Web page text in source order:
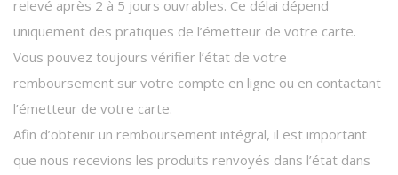
relevé après 2 à 5 jours ouvrables. Ce délai dépend
uniquement des pratiques de l’émetteur de votre carte.
Vous pouvez toujours vérifier l’état de votre
remboursement sur votre compte en ligne ou en contactant
l’émetteur de votre carte.
Afin d’obtenir un remboursement intégral, il est important
que nous recevions les produits renvoyés dans l’état dans